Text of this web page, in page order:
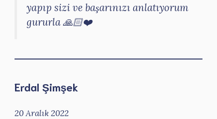
yapıp sizi ve başarınızı anlatıyorum
gururla 🙏🏻❤️
Erdal Şimşek
20 Aralık 2022